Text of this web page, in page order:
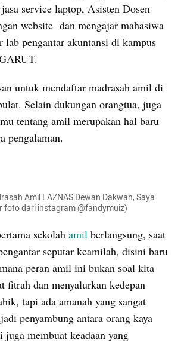
service laptop, Asisten Dosen
website  dan mengajar mahasiwa
lab pengantar akuntansi di kampus
untuk mendaftar madrasah amil di
Selain dukungan orangtua, juga
tentang amil merupakan hal baru
pengalaman.
Amil LAZNAS Dewan Dakwah, Saya
foto dari instagram @fandymuiz)
sekolah amil berlangsung, saat
seputar keamilah, disini baru
peran amil ini bukan soal kita
fitrah dan menyalurkan kedepan
tapi ada amanah yang sangat
penyambung antara orang kaya
juga membuat keadaan yang